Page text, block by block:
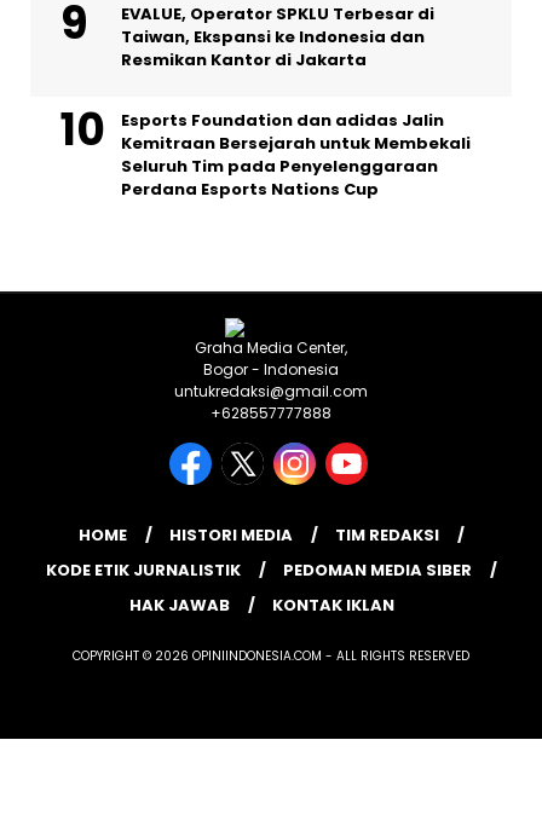
EVALUE, Operator SPKLU Terbesar di
Taiwan, Ekspansi ke Indonesia dan
Resmikan Kantor di Jakarta
Esports Foundation dan adidas Jalin
Kemitraan Bersejarah untuk Membekali
Seluruh Tim pada Penyelenggaraan
Perdana Esports Nations Cup
Graha Media Center,
Bogor - Indonesia
untukredaksi@gmail.com
+628557777888
HOME HISTORI MEDIA
TIM REDAKSI
KODE ETIK JURNALISTIK
PEDOMAN MEDIA SIBER
HAK JAWAB
KONTAK IKLAN
COPYRIGHT © 2026 OPINIINDONESIA.COM - ALL RIGHTS RESERVED